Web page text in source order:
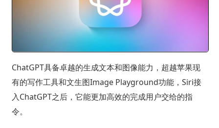
ChatGPT具备卓越的生成文本和图像能力，超越苹果现
有的写作工具和文生图Image Playground功能，Siri接
入ChatGPT之后，它能更加高效的完成用户交给的指
令。